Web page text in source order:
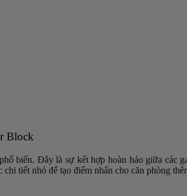
Block
biến. Đây là sự kết hợp hoàn hảo giữa các
tiết nhỏ để tạo điểm nhấn cho căn phòng